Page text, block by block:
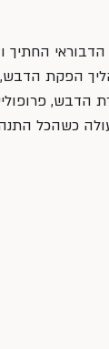
הדבוראי
הפקת הדבש,
הדבש,
כשהכל